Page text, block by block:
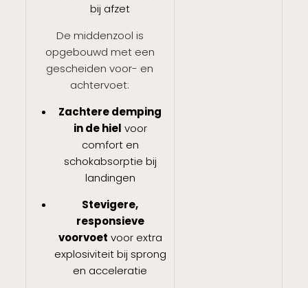
bij afzet
De middenzool is
opgebouwd met een
gescheiden voor- en
achtervoet:
Zachtere demping
in de hiel voor
comfort en
schokabsorptie bij
landingen
Stevigere,
responsieve
voorvoet voor extra
explosiviteit bij sprong
en acceleratie